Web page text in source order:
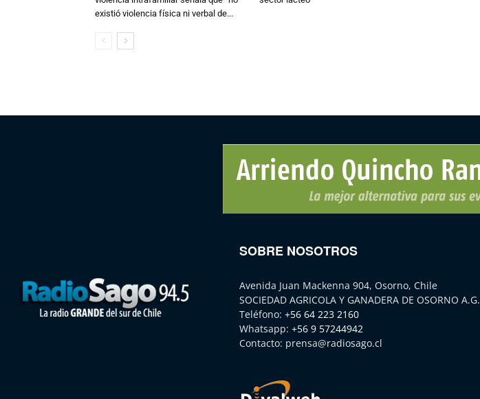
existió violencia física ni verbal de...
SOBRE NOSOTROS
Avenida Juan Mackenna 904, Osorno, Chile
SOCIEDAD AGRICOLA Y GANADERA DE OSORNO A.G.
Teléfono: +56 64 223 2160
Whatsapp: +56 9 57244942
Contacto: prensa@radiosago.cl